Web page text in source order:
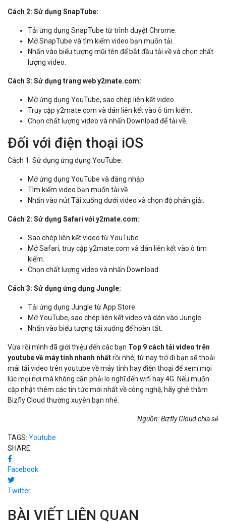
Cách 2: Sử dụng SnapTube:
Tải ứng dụng SnapTube từ trình duyệt Chrome.
Mở SnapTube và tìm kiếm video bạn muốn tải.
Nhấn vào biểu tượng mũi tên để bắt đầu tải về và chọn chất
lượng video.
Cách 3: Sử dụng trang web y2mate.com:
Mở ứng dụng YouTube, sao chép liên kết video.
Truy cập y2mate.com và dán liên kết vào ô tìm kiếm.
Chọn chất lượng video và nhấn Download để tải về.
Đối với điện thoại iOS
Cách 1: Sử dụng ứng dụng YouTube:
Mở ứng dụng YouTube và đăng nhập.
Tìm kiếm video bạn muốn tải về.
Nhấn vào nút Tải xuống dưới video và chọn độ phân giải.
Cách 2: Sử dụng Safari với y2mate.com:
Sao chép liên kết video từ YouTube.
Mở Safari, truy cập y2mate.com và dán liên kết vào ô tìm
kiếm.
Chọn chất lượng video và nhấn Download.
Cách 3: Sử dụng ứng dụng Jungle:
Tải ứng dụng Jungle từ App Store.
Mở YouTube, sao chép liên kết video và dán vào Jungle.
Nhấn vào biểu tượng tải xuống để hoàn tất.
Vừa rồi mình đã giới thiệu đến các bạn Top 9 cách tải video trên
youtube về máy tính nhanh nhấtrồi nhé, từ nay trở đi bạn sẽ thoải
mái tải video trên youtube về máy tính hay điện thoại để xem mọi
lúc mọi nơi mà không cần phải lo nghĩ đến wifi hay 4G. Nếu muốn
cập nhật thêm các tin tức mới nhất về công nghệ, hãy ghé thăm
Bizfly Cloud thường xuyên bạn nhé.
Nguồn: Bizfly Cloud chia sẻ
TAGS: Youtube
SHARE
Facebook
Twitter
BÀI VIẾT LIÊN QUAN